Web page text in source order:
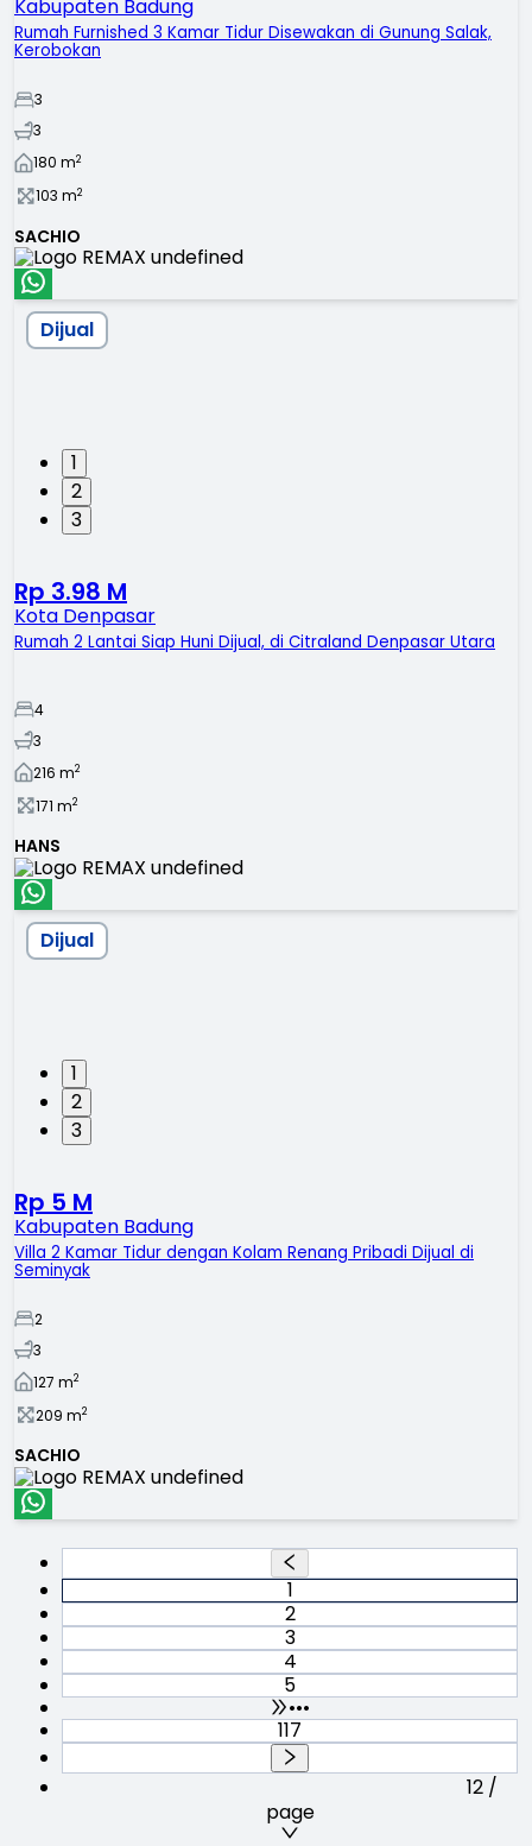
Kabupaten Badung
Rumah Furnished 3 Kamar Tidur Disewakan di Gunung Salak,
Kerobokan
3
3
180 m2
103 m2
SACHIO
1
2
3
Dijual
Rp 3.98 M
Kota Denpasar
Rumah 2 Lantai Siap Huni Dijual, di Citraland Denpasar Utara
4
3
216 m2
171 m2
HANS
1
2
3
Dijual
Rp 5 M
Kabupaten Badung
Villa 2 Kamar Tidur dengan Kolam Renang Pribadi Dijual di
Seminyak
2
3
127 m2
209 m2
SACHIO
1
2
3
4
5
•••
117
12 /
page